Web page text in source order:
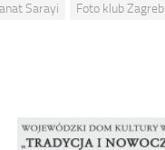
Sarayi Foto klub Zagreb